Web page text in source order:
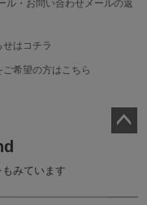
・お問い合わせメールの返
はコチラ
希望の方はこちら
みています
へ